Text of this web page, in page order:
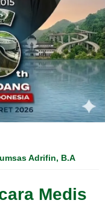
Adrifin, B.A
Medis